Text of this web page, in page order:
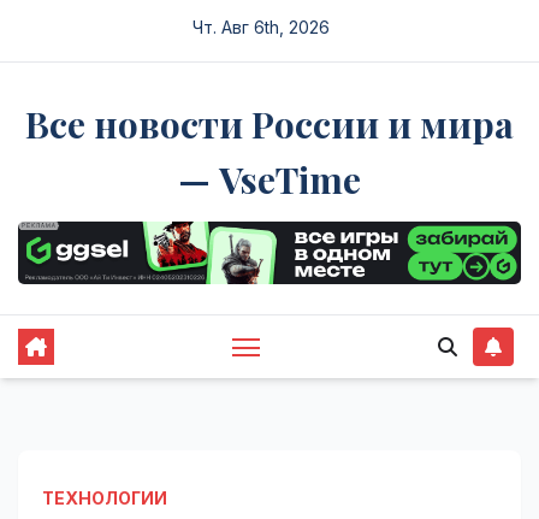
Чт. Авг 6th, 2026
Все новости России и мира
— VseTime
ТЕХНОЛОГИИ